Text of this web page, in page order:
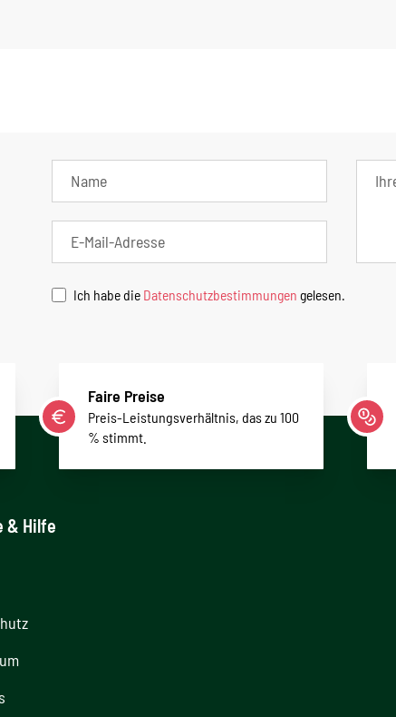
Ich habe die Datenschutzbestimmungen gelesen.
Faire Preise
Preis-Leistungsverhältnis, das zu 100
% stimmt.
& Hilfe